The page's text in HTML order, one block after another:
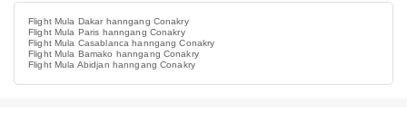
Flight Mula Dakar hanngang Conakry
Flight Mula Paris hanngang Conakry
Flight Mula Casablanca hanngang Conakry
Flight Mula Bamako hanngang Conakry
Flight Mula Abidjan hanngang Conakry